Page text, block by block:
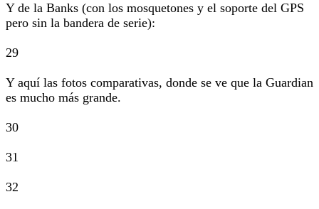
Y de la Banks (con los mosquetones y el soporte del GPS
pero sin la bandera de serie):
29
Y aquí las fotos comparativas, donde se ve que la Guardian
es mucho más grande.
30
31
32